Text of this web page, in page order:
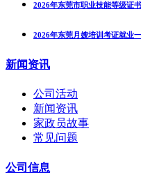
2026年东莞市职业技能等级证
2026年东莞月嫂培训考证就业
新闻资讯
公司活动
新闻资讯
家政员故事
常见问题
公司信息